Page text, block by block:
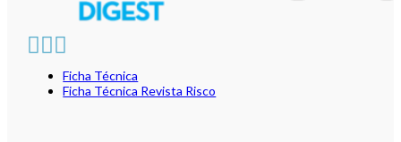
Ficha Técnica
Ficha Técnica Revista Risco